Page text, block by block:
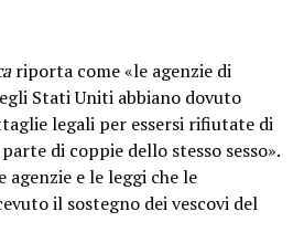
riporta come «le agenzie di
Stati Uniti abbiano dovuto
legali per essersi rifiutate di
di coppie dello stesso sesso».
agenzie e le leggi che le
il sostegno dei vescovi del